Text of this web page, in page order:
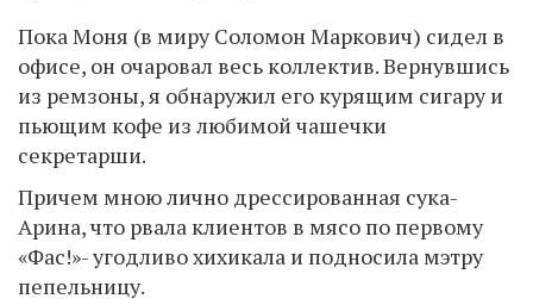
Пока Моня (в миру Соломон Маркович) сидел в
офисе, он очаровал весь коллектив. Вернувшись
из ремзоны, я обнаружил его курящим сигару и
пьющим кофе из любимой чашечки
секретарши.
Причем мною лично дрессированная сука-
Арина, что рвала клиентов в мясо по первому
«Фас!»- угодливо хихикала и подносила мэтру
пепельницу.